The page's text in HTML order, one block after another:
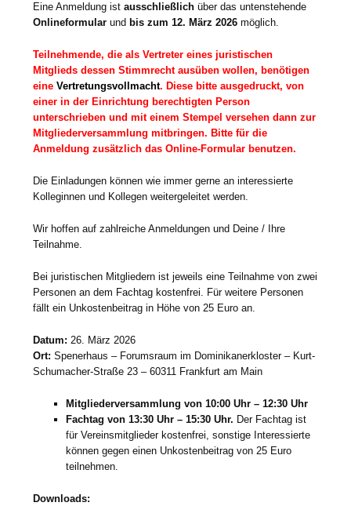
Eine Anmeldung istausschließlich über das untenstehende
Onlineformular und bis zum 12. März 2026 möglich.
Teilnehmende, die als Vertreter eines juristischen
Mitglieds dessen Stimmrecht ausüben wollen, benötigen
eineVertretungsvollmacht. Diese bitte ausgedruckt, von
einer in der Einrichtung berechtigten Person
unterschrieben und mit einem Stempel versehen dann zur
Mitgliederversammlung mitbringen. Bitte für die
Anmeldung zusätzlich das Online-Formular benutzen.
Die Einladungen können wie immer gerne an interessierte
Kolleginnen und Kollegen weitergeleitet werden.
Wir hoffen auf zahlreiche Anmeldungen und Deine / Ihre
Teilnahme.
Bei juristischen Mitgliedern ist jeweils eine Teilnahme von zwei
Personen an dem Fachtag kostenfrei. Für weitere Personen
fällt ein Unkostenbeitrag in Höhe von 25 Euro an.
Datum:26. März 2026
Ort: Spenerhaus – Forumsraum im Dominikanerkloster – Kurt-
Schumacher-Straße 23 – 60311 Frankfurt am Main
Mitgliederversammlung von 10:00 Uhr – 12:30 Uhr
Fachtag von 13:30 Uhr – 15:30 Uhr. Der Fachtag ist
für Vereinsmitglieder kostenfrei, sonstige Interessierte
können gegen einen Unkostenbeitrag von 25 Euro
teilnehmen.
Downloads: